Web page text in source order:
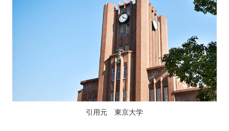
引用元 東京大学